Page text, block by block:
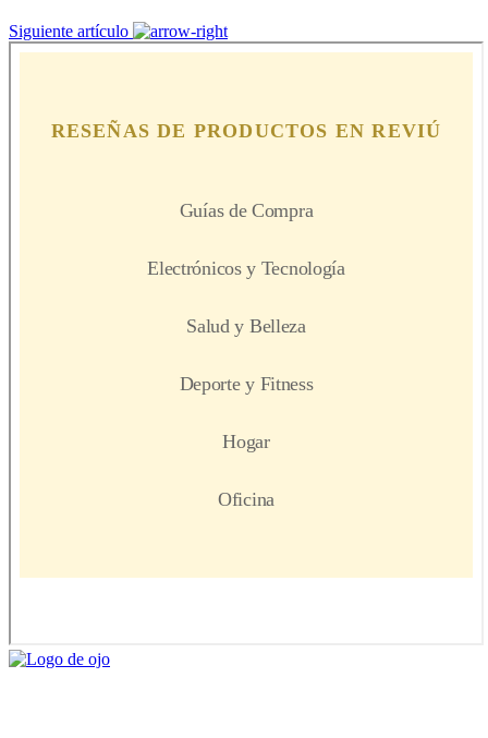
Siguiente artículo